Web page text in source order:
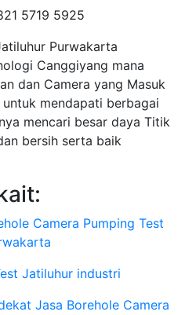
5719 5925
Purwakarta
Canggiyang mana
dan Camera yang Masuk
mendapati berbagai
mencari besar daya Titik
bersih serta baik
Camera Pumping Test
Jatiluhur industri
Jasa Borehole Camera